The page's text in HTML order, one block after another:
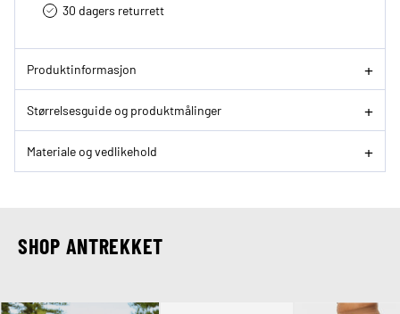
30 dagers returrett
Produktinformasjon
Størrelsesguide og produktmålinger
Materiale og vedlikehold
SHOP ANTREKKET